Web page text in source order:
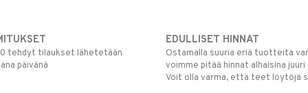
tehdyt tilaukset lähetetään
päivänä
EDULLISET HINNAT
Ostamalla suuria eriä tuotteita
voimme pitää hinnat alhaisina
Voit olla varma, että teet löytöjä